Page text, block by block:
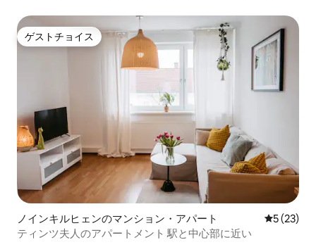
ゲストチョイス
ゲストチョイス
ノインキルヒェンのマンション・アパート レビュー
5 (23)
ティンツ夫人のアパートメント 駅と中心部に近い